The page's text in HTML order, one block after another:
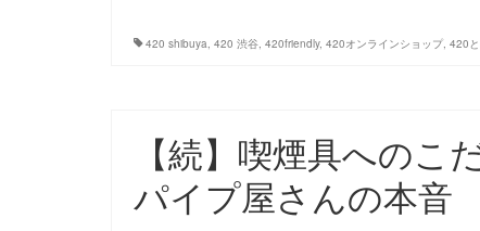
420 shibuya, 420 渋谷, 420friendly, 420オンラインショップ, 420
【続】喫煙具へのこ
パイプ屋さんの本音